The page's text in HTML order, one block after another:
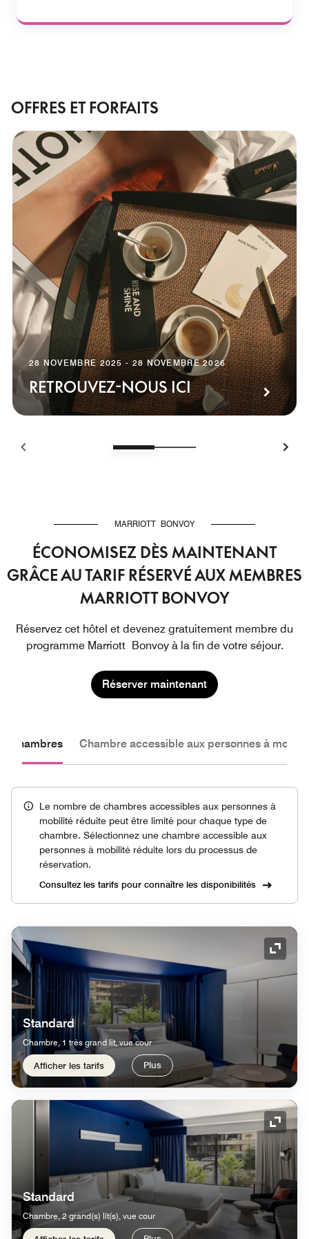
OFFRES ET FORFAITS
28 NOVEMBRE 2025 - 28 NOVEMBRE 2026
RETROUVEZ-NOUS ICI
MARRIOTT BONVOY
ÉCONOMISEZ DÈS MAINTENANT
GRÂCE AU TARIF RÉSERVÉ AUX MEMBRES
MARRIOTT BONVOY
Réservez cet hôtel et devenez gratuitement membre du
programme Marriott Bonvoy à la fin de votre séjour.
Réserver maintenant
chambres Chambre accessible aux personnes à
Le nombre de chambres accessibles aux personnes à
mobilité réduite peut être limité pour chaque type de
chambre. Sélectionnez une chambre accessible aux
personnes à mobilité réduite lors du processus de
réservation.
Consultez les tarifs pour connaître les disponibilités
Icône
Standard
Chambre, 1 très grand lit, vue cour
Afficher les tarifs Plus
Icône
Standard
Chambre, 2 grand(s) lit(s), vue cour